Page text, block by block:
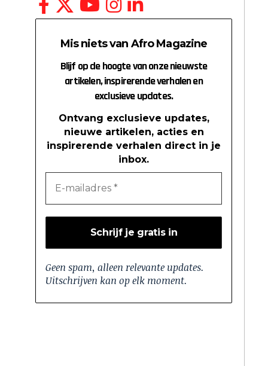
Mis niets van Afro Magazine
Blijf op de hoogte van onze nieuwste
artikelen, inspirerende verhalen en
exclusieve updates.
Ontvang exclusieve updates,
nieuwe artikelen, acties en
inspirerende verhalen direct in je
inbox.
Geen spam, alleen relevante updates.
Uitschrijven kan op elk moment.